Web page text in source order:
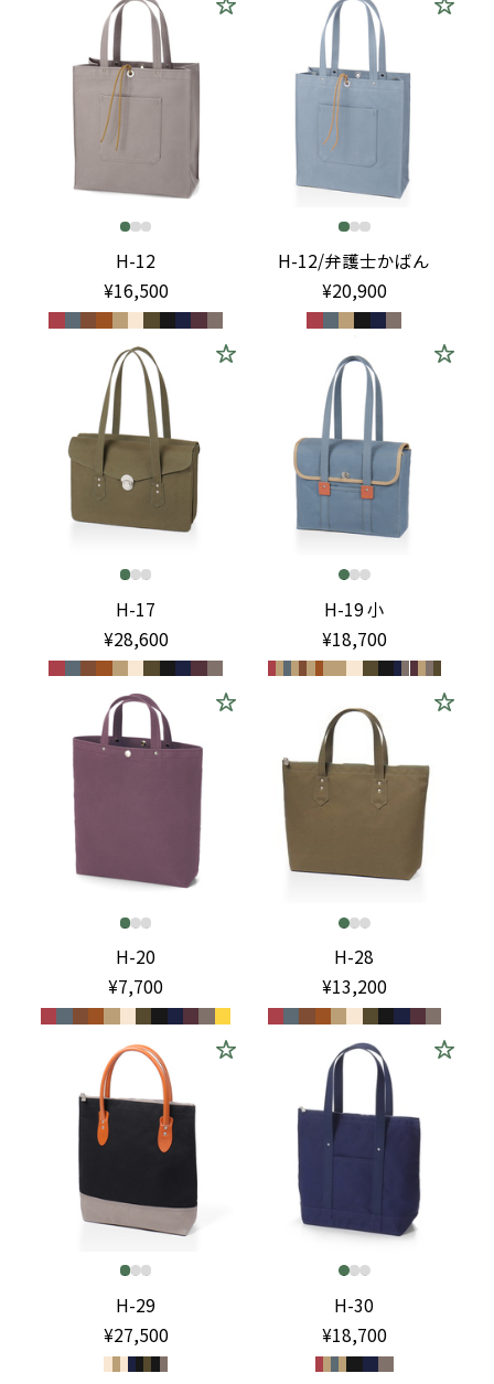
H-12
¥16,500
H-12/弁護士かばん
¥20,900
H-17
¥28,600
H-19 小
¥18,700
H-20
¥7,700
H-28
¥13,200
H-29
¥27,500
H-30
¥18,700